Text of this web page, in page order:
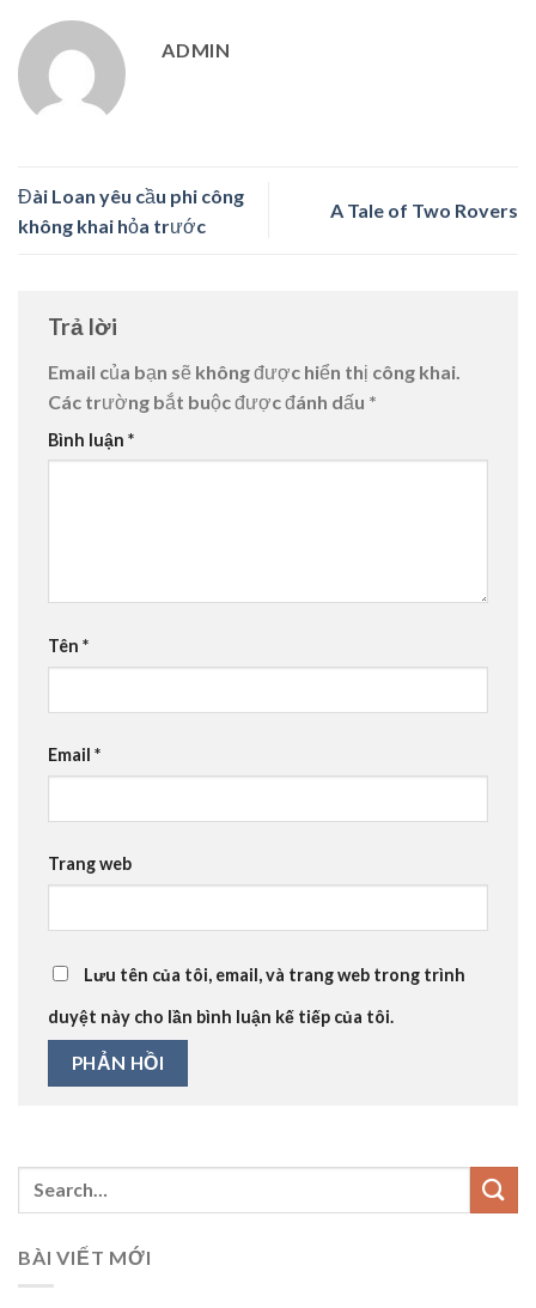
ADMIN
Đài Loan yêu cầu phi công
không khai hỏa trước
A Tale of Two Rovers
Trả lời
Email của bạn sẽ không được hiển thị công khai.
Các trường bắt buộc được đánh dấu *
Bình luận *
Tên *
Email *
Trang web
Lưu tên của tôi, email, và trang web trong trình
duyệt này cho lần bình luận kế tiếp của tôi.
BÀI VIẾT MỚI